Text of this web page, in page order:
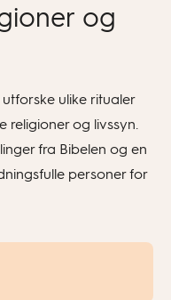
og
ulike ritualer
religioner og livssyn.
fra Bibelen og en
personer for